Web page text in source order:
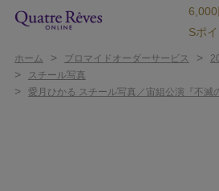
6,000
Sポ
ホーム > ブロマイドオーダーサービス >
> スチール写真
> 愛月ひかる スチール写真／宙組公演『不滅